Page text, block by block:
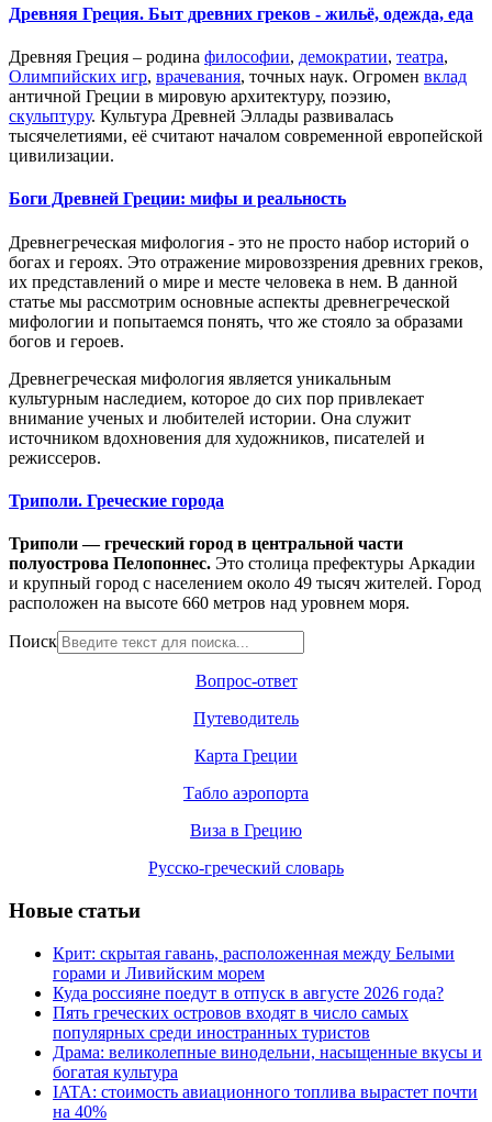
Древняя Греция. Быт древних греков - жильё, одежда, еда
Древняя Греция – родина философии, демократии, театра,
Олимпийских игр, врачевания, точных наук. Огромен вклад
античной Греции в мировую архитектуру, поэзию,
скульптуру. Культура Древней Эллады развивалась
тысячелетиями, её считают началом современной европейской
цивилизации.
Боги Древней Греции: мифы и реальность
Древнегреческая мифология - это не просто набор историй о
богах и героях. Это отражение мировоззрения древних греков,
их представлений о мире и месте человека в нем. В данной
статье мы рассмотрим основные аспекты древнегреческой
мифологии и попытаемся понять, что же стояло за образами
богов и героев.
Древнегреческая мифология является уникальным
культурным наследием, которое до сих пор привлекает
внимание ученых и любителей истории. Она служит
источником вдохновения для художников, писателей и
режиссеров.
Триполи. Греческие города
Триполи — греческий город в центральной части
полуострова Пелопоннес. Это столица префектуры Аркадии
и крупный город с населением около 49 тысяч жителей. Город
расположен на высоте 660 метров над уровнем моря.
Поиск
Вопрос-ответ
Путеводитель
Карта Греции
Табло аэропорта
Виза в Грецию
Русско-греческий словарь
Новые статьи
Крит: скрытая гавань, расположенная между Белыми
горами и Ливийским морем
Куда россияне поедут в отпуск в августе 2026 года?
Пять греческих островов входят в число самых
популярных среди иностранных туристов
Драма: великолепные винодельни, насыщенные вкусы и
богатая культура
IATA: стоимость авиационного топлива вырастет почти
на 40%